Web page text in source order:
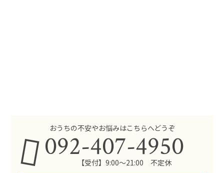
おうちの不安やお悩みはこちらへどうぞ
092-407-4950
【受付】9:00～21:00 不定休